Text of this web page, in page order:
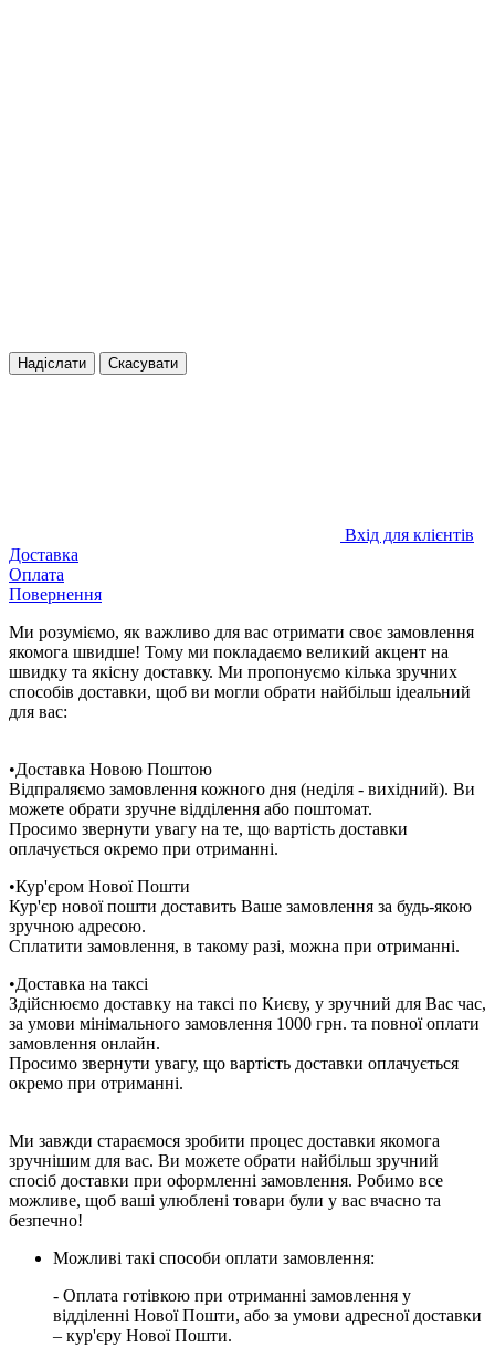
Надіслати Скасувати
Вхід для клієнтів
Доставка
Оплата
Повернення
Ми розуміємо, як важливо для вас отримати своє замовлення
якомога швидше! Тому ми покладаємо великий акцент на
швидку та якісну доставку. Ми пропонуємо кілька зручних
способів доставки, щоб ви могли обрати найбільш ідеальний
для вас:
•Доставка Новою Поштою
Відпраляємо замовлення кожного дня (неділя - вихідний). Ви
можете обрати зручне відділення або поштомат.
Просимо звернути увагу на те, що вартість доставки
оплачується окремо при отриманні.
•Кур'єром Нової Пошти
Кур'єр нової пошти доставить Ваше замовлення за будь-якою
зручною адресою.
Сплатити замовлення, в такому разі, можна при отриманні.
•Доставка на таксі
Здійснюємо доставку на таксі по Києву, у зручний для Вас час,
за умови мінімального замовлення 1000 грн. та повної оплати
замовлення онлайн.
Просимо звернути увагу, що вартість доставки оплачується
окремо при отриманні.
Ми завжди стараємося зробити процес доставки якомога
зручнішим для вас. Ви можете обрати найбільш зручний
спосіб доставки при оформленні замовлення. Робимо все
можливе, щоб ваші улюблені товари були у вас вчасно та
безпечно!
Можливі такі способи оплати замовлення:
- Оплата готівкою при отриманні замовлення у
відділенні Нової Пошти, або за умови адресної доставки
– кур'єру Нової Пошти.